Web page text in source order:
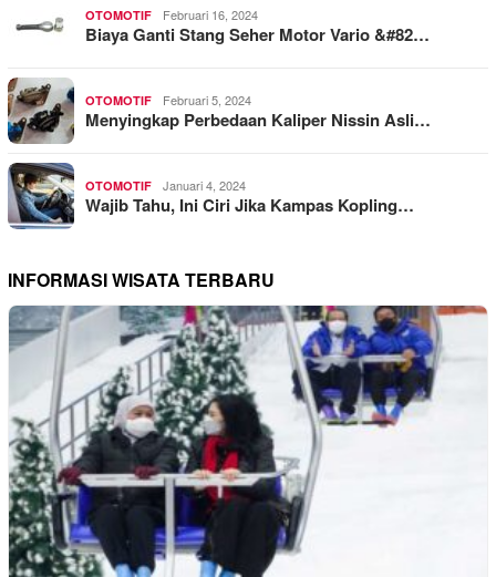
OTOMOTIF Februari 16, 2024
Biaya Ganti Stang Seher Motor Vario &#82…
OTOMOTIF Februari 5, 2024
Menyingkap Perbedaan Kaliper Nissin Asli…
OTOMOTIF Januari 4, 2024
Wajib Tahu, Ini Ciri Jika Kampas Kopling…
INFORMASI WISATA TERBARU